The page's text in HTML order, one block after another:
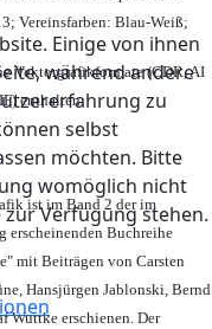
Einige von ihnen
während andere
zu
selbst
möchten. Bitte
womöglich nicht
Verfügung stehen.
Vereinsfarben: Blau-Weiß;
Vektorgrafikformate (CDR, AI
enthalten.
ist im Band 2 der im
erscheinenden Buchreihe
mit Beiträgen von Carsten
Hansjürgen Jablonski, Bernd
Wuttke erschienen. Der